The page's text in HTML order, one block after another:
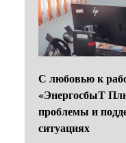
С любовью к
«ЭнергосбыТ
проблемы и
ситуациях